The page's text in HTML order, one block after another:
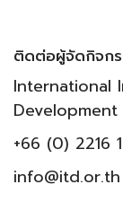
ติดต่อผู้จัดกิจก
International
Development
+66 (0) 2216
info@itd.or.th